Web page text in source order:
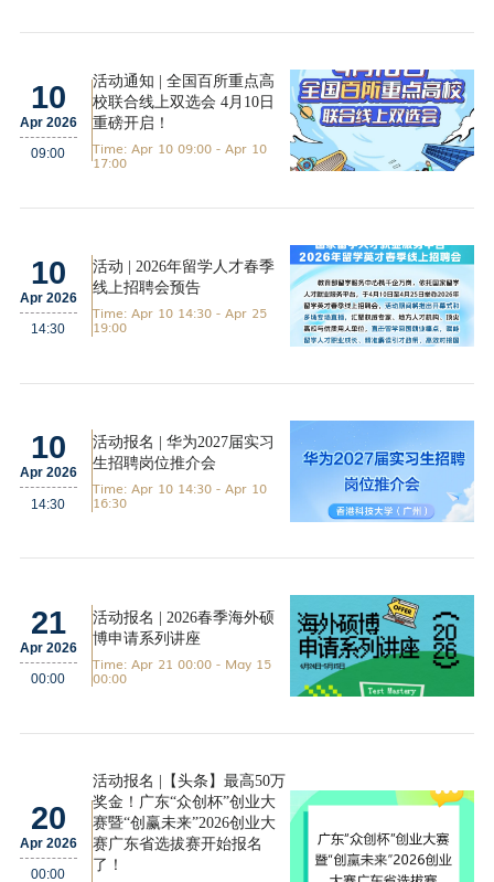
10
Apr 2026
09:00
活动通知 | 全国百所重点高
校联合线上双选会 4月10日
重磅开启！
Time: Apr 10 09:00 - Apr 10
17:00
10
Apr 2026
14:30
活动 | 2026年留学人才春季
线上招聘会预告
Time: Apr 10 14:30 - Apr 25
19:00
10
Apr 2026
14:30
活动报名 | 华为2027届实习
生招聘岗位推介会
Time: Apr 10 14:30 - Apr 10
16:30
21
Apr 2026
00:00
活动报名 | 2026春季海外硕
博申请系列讲座
Time: Apr 21 00:00 - May 15
00:00
20
Apr 2026
00:00
活动报名 |【头条】最高50万
奖金！广东“众创杯”创业大
赛暨“创赢未来”2026创业大
赛广东省选拔赛开始报名
了！